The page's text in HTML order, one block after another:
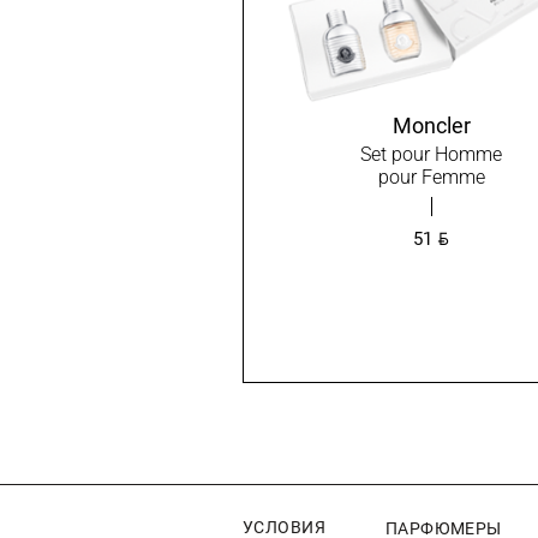
Moncler
Set pour Homme
pour Femme
51 BYN
УСЛОВИЯ ПАРФЮМЕРЫ